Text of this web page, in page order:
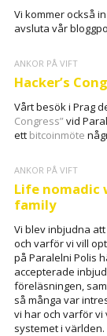
Vi kommer också
avsluta vår
ANKOR PÅ VIFT
Hacker’s
Vårt besök i Prag
Congress”vid
ett bitcoinmöte
ANKOR PÅ VIFT
Life nomadic
family
Vi blev inbjudna
och varför vi vill
på Paralelni Polis
accepterade
föreläsningen,
så många var
vi har och varför
systemet i världen.